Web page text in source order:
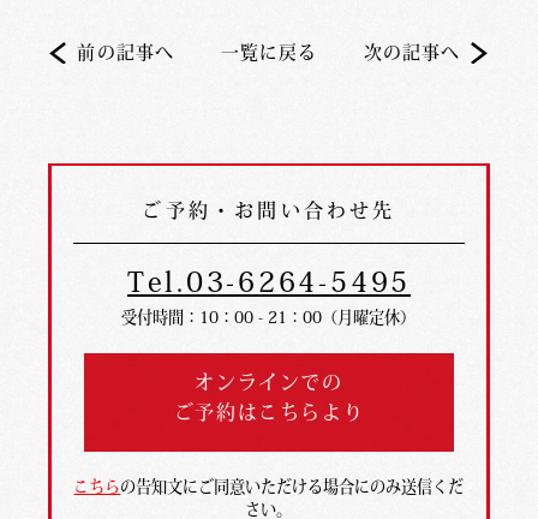
前の記事へ 一覧に戻る 次の記事へ
ご予約・お問い合わせ先
Tel.03-6264-5495
受付時間：10：00 - 21：00（月曜定休）
オンラインでの
ご予約はこちらより
こちらの告知文にご同意いただける場合にのみ送信くだ
さい。